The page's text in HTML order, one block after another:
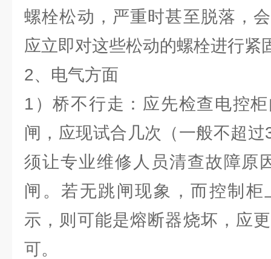
螺栓松动，严重时甚至脱落，
应立即对这些松动的螺栓进行紧
2、电气方面
1）桥不行走：应先检查电控
闸，应现试合几次（一般不超
须让专业维修人员清查故障原
闸。若无跳闸现象，而控制
示，则可能是熔断器烧坏，应
可。